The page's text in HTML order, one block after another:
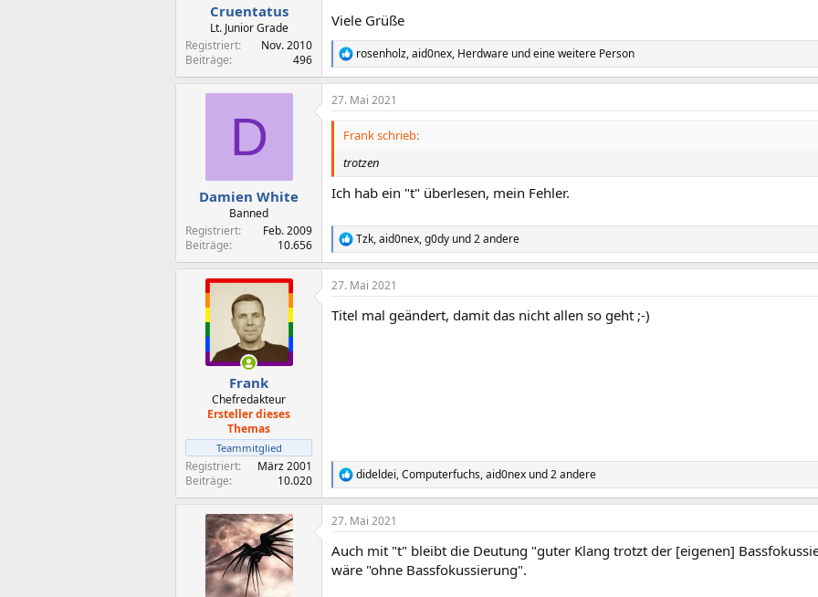
:
Cruentatus
Lt. Junior Grade
Registriert
Nov. 2010
Beiträge
496
Viele Grüße
R
e
a
k
t
n
e
n
rosenholz,aid0nex, Herdware und eine weitere Person
D
Damien White
Banned
Registriert
Feb. 2009
Beiträge
10.656
27. Mai 2021
Frank schrieb:
trotzen
Ich hab ein "t" überlesen, mein Fehler.
R
e
a
k
i
Tzk,aid0nex,g0dy und 2 andere
Frank
Chefredakteur
Ersteller dieses
Themas
Teammitglied
Registriert
März 2001
Beiträge
10.020
27. Mai 2021
Titel mal geändert, damit das nicht allen so geht ;-)
R
e
a
k
i
o
dideldei,Computerfuchs,aid0nex und 2 andere
27. Mai 2021
Auch mit "t" bleibt die Deutung "guter Klang trotzt der [eigenen]
wäre "ohne Bassfokussierung".